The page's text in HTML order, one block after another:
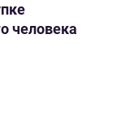
человека